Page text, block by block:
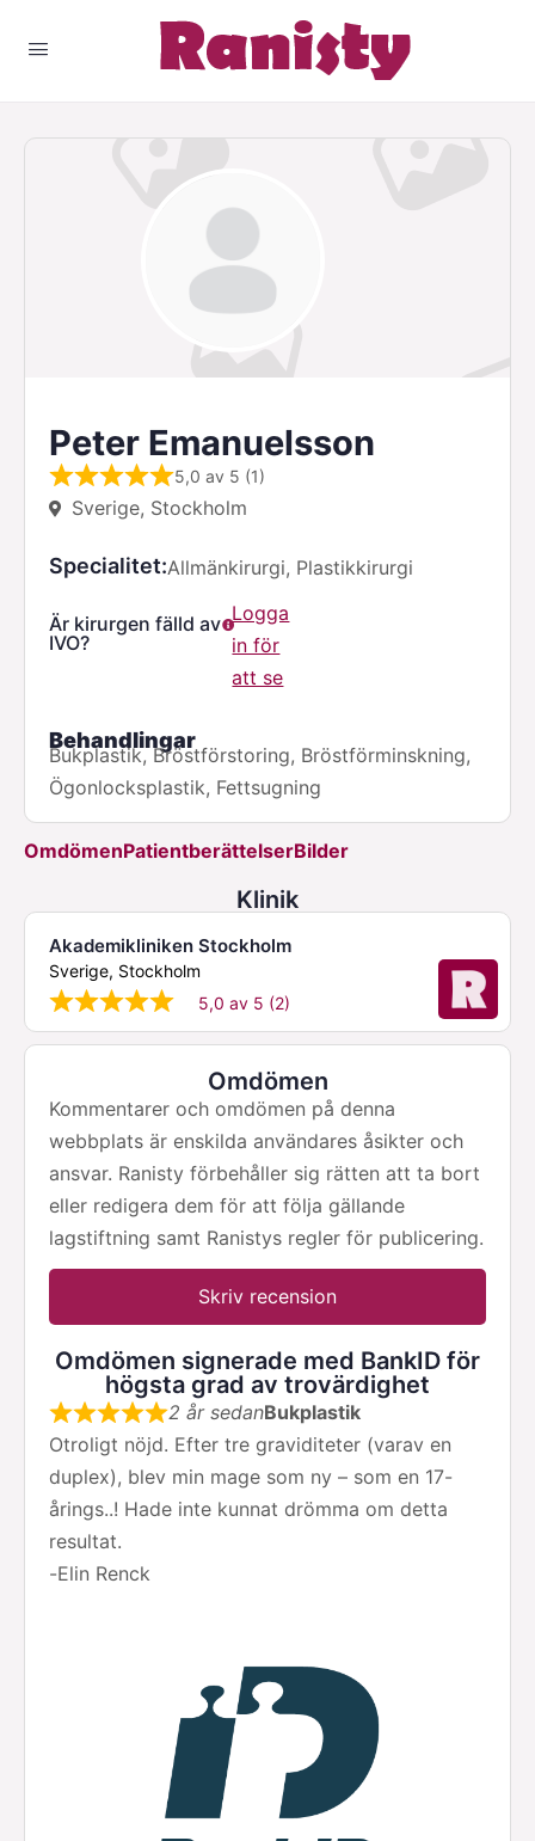
Peter Emanuelsson
5,0 av 5 (1)
Sverige, Stockholm
Specialitet Allmänkirurgi, Plastikkirurgi
Är kirurgen fälld av
IVO?
Logga
in för
att se
Behandlingar
Bukplastik, Bröstförstoring, Bröstförminskning,
Ögonlocksplastik, Fettsugning
OmdömenPatientberättelserBilder
Klinik
Akademikliniken Stockholm
Sverige, Stockholm
5,0 av 5 (2)
Omdömen
Kommentarer och omdömen på denna
webbplats är enskilda användares åsikter och
ansvar. Ranisty förbehåller sig rätten att ta bort
eller redigera dem för att följa gällande
lagstiftning samt Ranistys regler för publicering.
Skriv recension
Omdömen signerade med BankID för
högsta grad av trovärdighet
2 år sedanBukplastik
Otroligt nöjd. Efter tre graviditeter (varav en
duplex), blev min mage som ny – som en 17-
årings..! Hade inte kunnat drömma om detta
resultat.
-Elin Renck